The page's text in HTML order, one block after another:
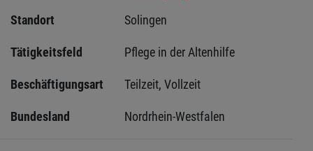
Standort
Solingen
Tätigkeitsfeld Pflege in der Altenhilfe
Beschäftigungsart Teilzeit, Vollzeit
Bundesland Nordrhein-Westfalen